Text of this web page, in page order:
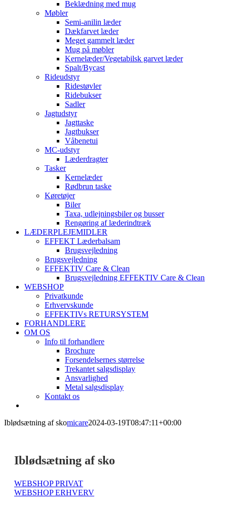
Beklædning med mug
Møbler
Semi-anilin læder
Dækfarvet læder
Meget gammelt læder
Mug på møbler
Kernelæder/Vegetabilsk garvet læder
Spalt/Bycast
Rideudstyr
Ridestøvler
Ridebukser
Sadler
Jagtudstyr
Jagttaske
Jagtbukser
Våbenetui
MC-udstyr
Læderdragter
Tasker
Kernelæder
Rødbrun taske
Køretøjer
Biler
Taxa, udlejningsbiler og busser
Rengøring af læderindtræk
LÆDERPLEJEMIDLER
EFFEKT Læderbalsam
Brugsvejledning
Brugsvejledning
EFFEKTIV Care & Clean
Brugsvejledning EFFEKTIV Care & Clean
WEBSHOP
Privatkunde
Erhvervskunde
EFFEKTIVs RETURSYSTEM
FORHANDLERE
OM OS
Info til forhandlere
Brochure
Forsendelsernes størrelse
Trekantet salgsdisplay
Ansvarlighed
Metal salgsdisplay
Kontakt os
Iblødsætning af skomicare2024-03-19T08:47:11+00:00
Iblødsætning af sko
WEBSHOP PRIVAT
WEBSHOP ERHVERV